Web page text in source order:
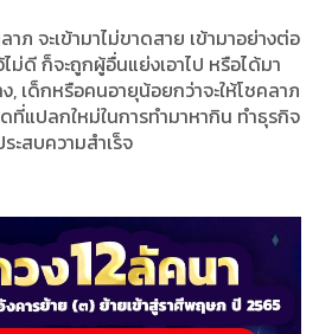
าภ จะเข้ามาไม่ขาดสาย เข้ามาอย่างต่อ
ไม่ดี ก็จะถูกผู้อื่นแย่งเอาไป หรือได้มา
, เด็กหรือคนอายุน้อยกว่าจะให้โชคลาภ
ที่แปลกใหม่ในการทำมาหากิน ทำธุรกิจ
ะสบความสำเร็จ